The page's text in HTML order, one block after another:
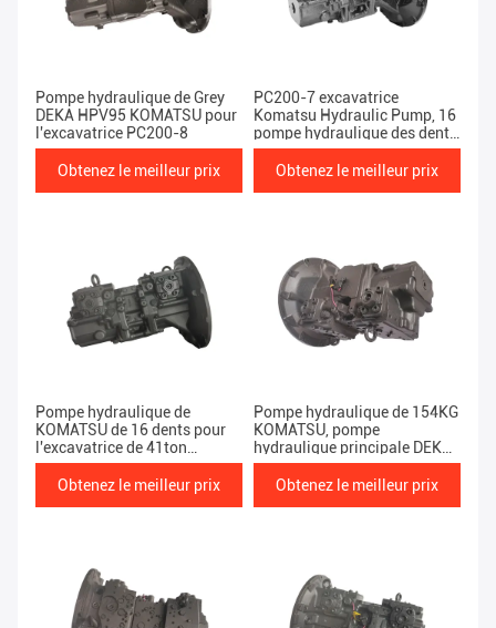
Pompe hydraulique de Grey
DEKA HPV95 KOMATSU pour
l'excavatrice PC200-8
Obtenez le meilleur prix
PC200-7 excavatrice
Komatsu Hydraulic Pump, 16
pompe hydraulique des dents
Hpv95
Obtenez le meilleur prix
Pompe hydraulique de
KOMATSU de 16 dents pour
l'excavatrice de 41ton
PC200-7
Obtenez le meilleur prix
Pompe hydraulique de 154KG
KOMATSU, pompe
hydraulique principale DEKA
de PC200-8 KOMATSU
Obtenez le meilleur prix